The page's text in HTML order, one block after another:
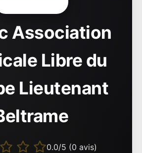
Association
Libre du
Lieutenant
0.0/5 (0 avis)